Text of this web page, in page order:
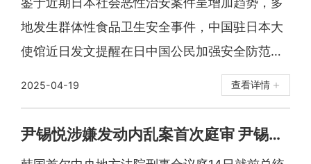
地发生群体性食品卫生安全事件，中国驻日本大
使馆近日发文提醒在日中国公民加强安全防范，
2025-04-19 查看详情
尹锡悦涉嫌发动内乱案首次庭审 尹锡悦全盘否认